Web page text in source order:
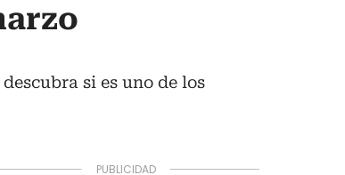
si es uno de los